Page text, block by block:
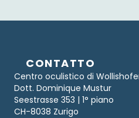
CONTATTO
Centro oculistico di
Dott. Dominique Mustur
Seestrasse 353 | 1° piano
CH-8038 Zurigo